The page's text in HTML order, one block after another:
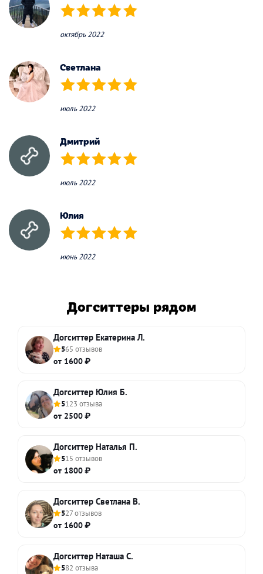
(*) (*) (*) (*) (*)
октябрь 2022
Светлана
(*) (*) (*) (*) (*)
июль 2022
Дмитрий
(*) (*) (*) (*) (*)
июль 2022
Юлия
(*) (*) (*) (*) (*)
июнь 2022
Догситтеры рядом
Догситтер Екатерина Л.
565 отзывов
от 1600 ₽
Догситтер Юлия Б.
5123 отзыва
от 2500 ₽
Догситтер Наталья П.
515 отзывов
от 1800 ₽
Догситтер Светлана В.
527 отзывов
от 1600 ₽
Догситтер Наташа С.
582 отзыва